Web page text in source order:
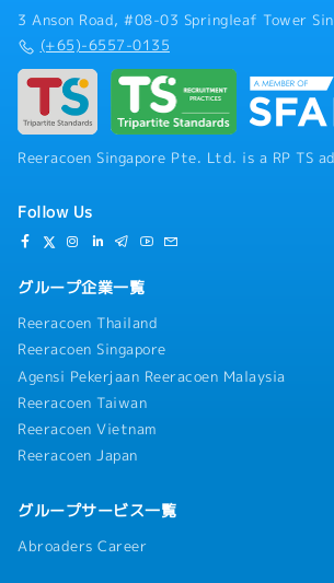
3 Anson Road, #08-03 Springleaf Tower
(+65)-6557-0135
Reeracoen Singapore Pte. Ltd. is a RP TS
Follow Us
グループ企業一覧
Reeracoen Thailand
Reeracoen Singapore
Agensi Pekerjaan Reeracoen Malaysia
Reeracoen Taiwan
Reeracoen Vietnam
Reeracoen Japan
グループサービス一覧
Abroaders Career